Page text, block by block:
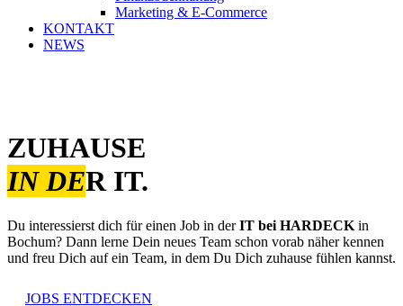
Marketing & E-Commerce
KONTAKT
NEWS
ZUHAUSE
IN DER IT.
Du interessierst dich für einen Job in derIT bei HARDECK in
Bochum? Dann lerne Dein neues Team schon vorab näher kennen
und freu Dich auf ein Team, in dem Du Dich zuhause fühlen kannst.
JOBS ENTDECKEN